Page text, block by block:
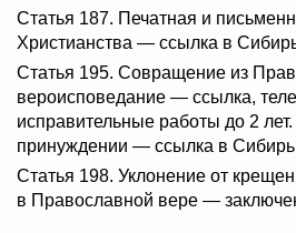
Статья 187. Печатная и
Христианства — ссылка в
Статья 195. Совращение из
вероисповедание — ссылка,
исправительные работы до 2
принуждении — ссылка в
Статья 198. Уклонение от
в Православной вере —